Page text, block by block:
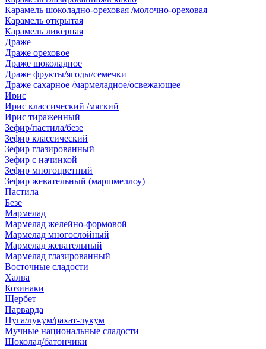
Карамель шоколадно-ореховая /молочно-ореховая
Карамель открытая
Карамель ликерная
Драже
Драже ореховое
Драже шоколадное
Драже фрукты/ягоды/семечки
Драже сахарное /мармеладное/освежающее
Ирис
Ирис классический /мягкий
Ирис тираженный
Зефир/пастила/безе
Зефир классический
Зефир глазированный
Зефир с начинкой
Зефир многоцветный
Зефир жевательный (маршмеллоу)
Пастила
Безе
Мармелад
Мармелад желейно-формовой
Мармелад многослойный
Мармелад жевательный
Мармелад глазированный
Восточные сладости
Халва
Козинаки
Щербет
Парварда
Нуга/лукум/рахат-лукум
Мучные национальные сладости
Шоколад/батончики